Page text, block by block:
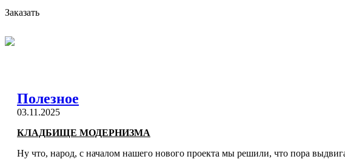
Заказать
Полезное
03.11.2025
КЛАДБИЩЕ МОДЕРНИЗМА
Ну что, народ, с началом нашего нового проекта мы решили, что пора